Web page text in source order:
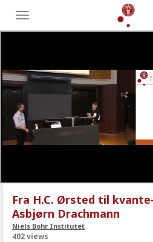
Toggle
menu
Fra H.C. Ørsted til
Asbjørn Drachmann
Niels Bohr Institutet
402 views